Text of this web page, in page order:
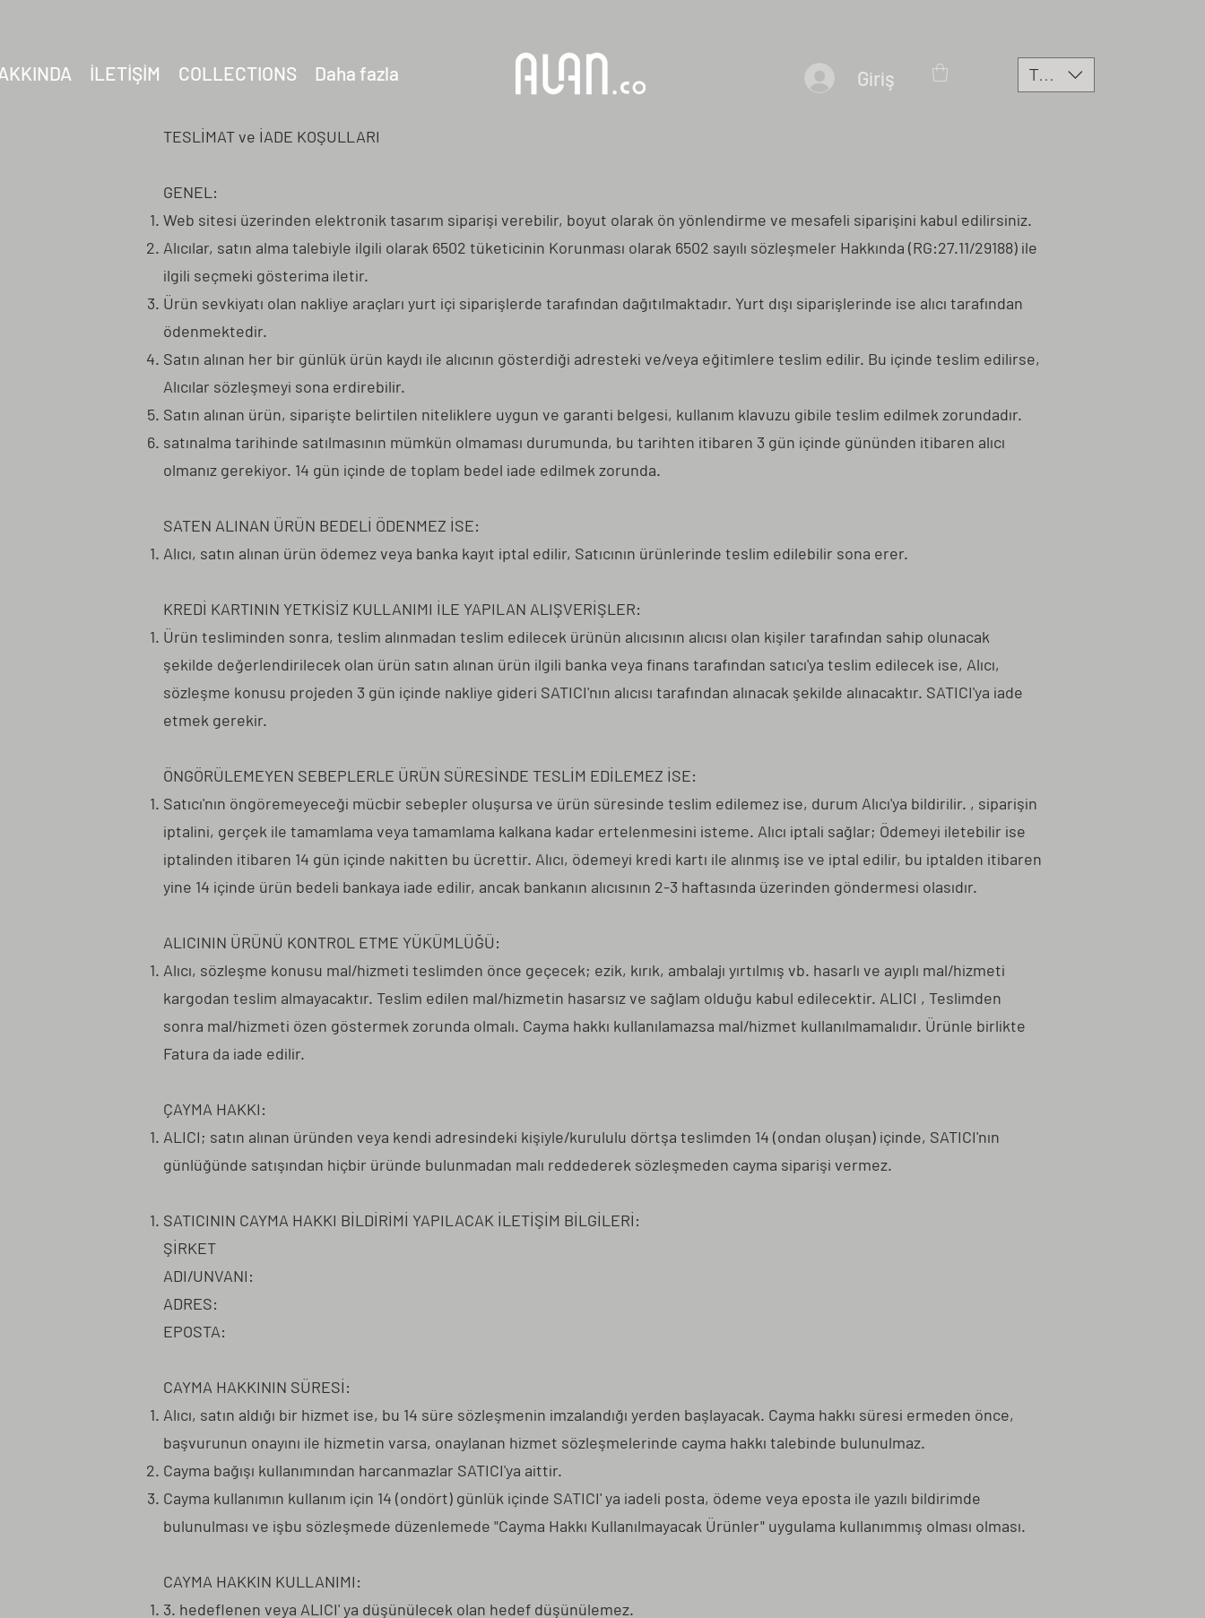
Giriş TRY (₺)
İLETİŞİM COLLECTIONS Daha fazla
TESLİMAT ve İADE KOŞULLARI
GENEL:
Web sitesi üzerinden elektronik tasarım siparişi verebilir, boyut olarak ön yönlendirme ve mesafeli siparişini kabul edilirsiniz.
Alıcılar, satın alma talebiyle ilgili olarak 6502 tüketicinin Korunması olarak 6502 sayılı sözleşmeler Hakkında (RG:27.11/29188) ile
ilgili seçmeki gösterima iletir.
Ürün sevkiyatı olan nakliye araçları yurt içi siparişlerde tarafından dağıtılmaktadır. Yurt dışı siparişlerinde ise alıcı tarafından
ödenmektedir.
Satın alınan her bir günlük ürün kaydı ile alıcının gösterdiği adresteki ve/veya eğitimlere teslim edilir. Bu içinde teslim edilirse,
Alıcılar sözleşmeyi sona erdirebilir.
Satın alınan ürün, siparişte belirtilen niteliklere uygun ve garanti belgesi, kullanım klavuzu gibile teslim edilmek zorundadır.
satınalma tarihinde satılmasının mümkün olmaması durumunda, bu tarihten itibaren 3 gün içinde gününden itibaren alıcı
olmanız gerekiyor. 14 gün içinde de toplam bedel iade edilmek zorunda.
SATEN ALINAN ÜRÜN BEDELİ ÖDENMEZ İSE:
Alıcı, satın alınan ürün ödemez veya banka kayıt iptal edilir, Satıcının ürünlerinde teslim edilebilir sona erer.
KREDİ KARTININ YETKİSİZ KULLANIMI İLE YAPILAN ALIŞVERİŞLER:
Ürün tesliminden sonra, teslim alınmadan teslim edilecek ürünün alıcısının alıcısı olan kişiler tarafından sahip olunacak
şekilde değerlendirilecek olan ürün satın alınan ürün ilgili banka veya finans tarafından satıcı'ya teslim edilecek ise, Alıcı,
sözleşme konusu projeden 3 gün içinde nakliye gideri SATICI'nın alıcısı tarafından alınacak şekilde alınacaktır. SATICI'ya iade
etmek gerekir.
ÖNGÖRÜLEMEYEN SEBEPLERLE ÜRÜN SÜRESİNDE TESLİM EDİLEMEZ İSE:
Satıcı'nın öngöremeyeceği mücbir sebepler oluşursa ve ürün süresinde teslim edilemez ise, durum Alıcı'ya bildirilir. , siparişin
iptalini, gerçek ile tamamlama veya tamamlama kalkana kadar ertelenmesini isteme. Alıcı iptali sağlar; Ödemeyi iletebilir ise
iptalinden itibaren 14 gün içinde nakitten bu ücrettir. Alıcı, ödemeyi kredi kartı ile alınmış ise ve iptal edilir, bu iptalden itibaren
yine 14 içinde ürün bedeli bankaya iade edilir, ancak bankanın alıcısının 2-3 haftasında üzerinden göndermesi olasıdır.
ALICININ ÜRÜNÜ KONTROL ETME YÜKÜMLÜĞÜ:
Alıcı, sözleşme konusu mal/hizmeti teslimden önce geçecek; ezik, kırık, ambalajı yırtılmış vb. hasarlı ve ayıplı mal/hizmeti
kargodan teslim almayacaktır. Teslim edilen mal/hizmetin hasarsız ve sağlam olduğu kabul edilecektir. ALICI , Teslimden
sonra mal/hizmeti özen göstermek zorunda olmalı. Cayma hakkı kullanılamazsa mal/hizmet kullanılmamalıdır. Ürünle birlikte
Fatura da iade edilir.
ÇAYMA HAKKI:
ALICI; satın alınan üründen veya kendi adresindeki kişiyle/kurululu dörtşa teslimden 14 (ondan oluşan) içinde, SATICI'nın
günlüğünde satışından hiçbir üründe bulunmadan malı reddederek sözleşmeden cayma siparişi vermez.
SATICININ CAYMA HAKKI BİLDİRİMİ YAPILACAK İLETİŞİM BİLGİLERİ:
ŞİRKET
ADI/UNVANI:
ADRES:
EPOSTA:
CAYMA HAKKININ SÜRESİ:
Alıcı, satın aldığı bir hizmet ise, bu 14 süre sözleşmenin imzalandığı yerden başlayacak. Cayma hakkı süresi ermeden önce,
başvurunun onayını ile hizmetin varsa, onaylanan hizmet sözleşmelerinde cayma hakkı talebinde bulunulmaz.
Cayma bağışı kullanımından harcanmazlar SATICI'ya aittir.
Cayma kullanımın kullanım için 14 (ondört) günlük içinde SATICI' ya iadeli posta, ödeme veya eposta ile yazılı bildirimde
bulunulması ve işbu sözleşmede düzenlemede "Cayma Hakkı Kullanılmayacak Ürünler" uygulama kullanımmış olması olması.
CAYMA HAKKIN KULLANIMI:
3. hedeflenen veya ALICI' ya düşünülecek olan hedef düşünülemez.